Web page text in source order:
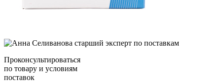
Проконсультироваться
по товару и условиям
поставок